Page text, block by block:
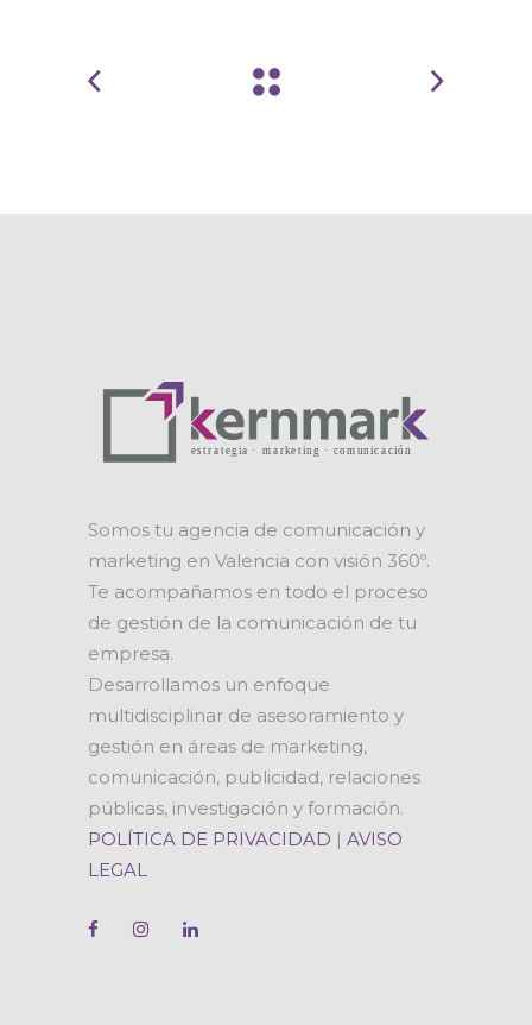
Somos tu agencia de comunicación y
marketing en Valencia con visión 360º.
Te acompañamos en todo el proceso
de gestión de la comunicación de tu
empresa.
Desarrollamos un enfoque
multidisciplinar de asesoramiento y
gestión en áreas de marketing,
comunicación, publicidad, relaciones
públicas, investigación y formación.
POLÍTICA DE PRIVACIDAD | AVISO
LEGAL